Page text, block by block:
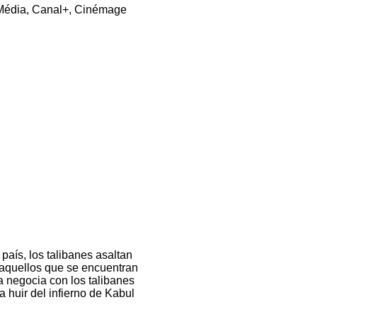
Canal+, Cinémage
los talibanes asaltan
que se encuentran
negocia con los talibanes
huir del infierno de Kabul